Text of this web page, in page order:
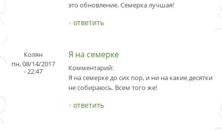
это обновление. Семерка лучшая!
ответить
Колян
пн, 08/14/2017
- 22:47
Я на семерке
Комментарий:
Я на семерке до сих пор, и ни на какие десятки
не собираюсь. Всем того же!
ответить